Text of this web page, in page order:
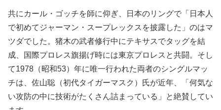
共にカール・ゴッチを師に仰ぎ、日本のリングで「日本人
で初めてジャーマン・スープレックスを披露した」のはマ
ツダでした。猪木の武者修行中にテキサスでタッグを結
成、国際プロレス旗揚げ時には東京プロレスと共闘。そし
て1978（昭和53）年に唯一行われた両者のシングルマッ
チは、佐山聡（初代タイガーマスク）氏が近年、「何気な
い攻防の中に技術がたくさん詰まっている」と絶賛してい